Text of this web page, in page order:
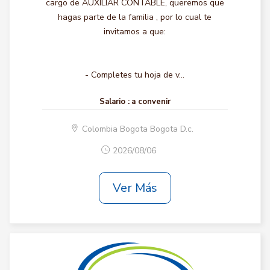
cargo de AUXILIAR CONTABLE, queremos que
hagas parte de la familia , por lo cual te
invitamos a que:
- Completes tu hoja de v...
Salario : a convenir
Colombia Bogota Bogota D.c.
2026/08/06
Ver Más